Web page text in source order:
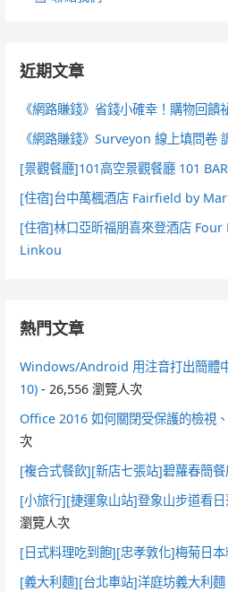
近期文章
《網路賺錢》省錢小確幸！購物回
《網路賺錢》Surveyon 線上填問卷
[景觀餐廳]101高空景觀餐廳 101
[住宿]台中萬楓酒店 Fairfield by
[住宿]林口亞昕福朋喜來登酒店
Linkou
熱門文章
Windows/Android 用注音打出簡體
10) - 26,556 瀏覽人次
Office 2016 如何關閉受保護的檢視
次
[複合式餐飲][新店七張站]碧蘿春簡餐
[小旅行][捷運象山站]登象山步道看
瀏覽人次
[日式料理吃到飽][忠孝敦化]梅菊日
[義大利麵][台北車站]洋庭坊義大利麵